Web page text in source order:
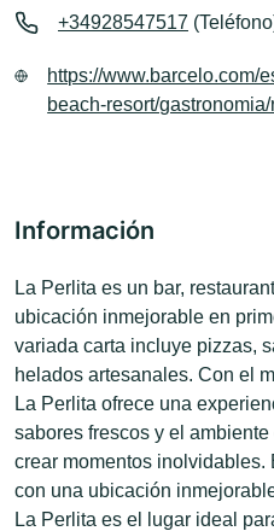
+34928547517
https://www.barcelo.com/
beach-resort/
Información
La Perlita es un bar,
ubicación inmejorable en
variada carta incluye pizzas,
helados artesanales. Con el
La Perlita ofrece una
sabores frescos y el
crear momentos inolvidables.
con una ubicación
La Perlita es el lugar ideal